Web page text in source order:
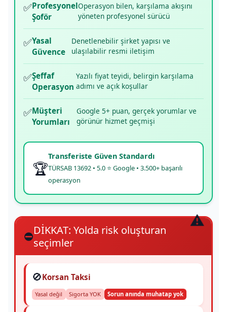
✅Profesyonel
Şoför
Operasyon bilen, karşılama akışını
yöneten profesyonel sürücü
✅Yasal
Güvence
Denetlenebilir şirket yapısı ve
ulaşılabilir resmi iletişim
✅Şeffaf
Operasyon
Yazılı fiyat teyidi, belirgin karşılama
adımı ve açık koşullar
✅Müşteri
Yorumları
Google 5+ puan, gerçek yorumlar ve
görünür hizmet geçmişi
🏆
Transferiste Güven Standardı
TÜRSAB 13692 • 5.0 ⭐ Google • 3.500+ başarılı
operasyon
⛔DİKKAT: Yolda risk oluşturan
seçimler
🚫Korsan Taksi
Yasal değil Sigorta YOK Sorun anında muhatap yok